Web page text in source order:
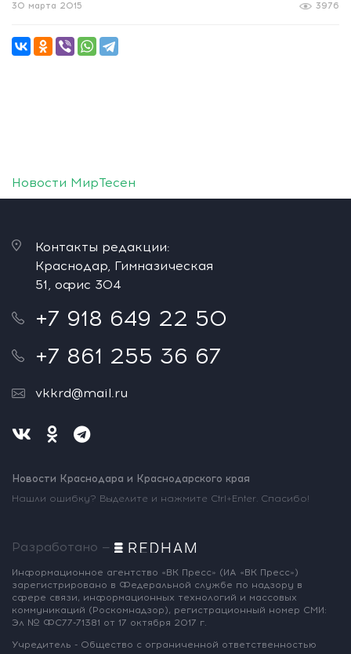
3976
30 марта 2015
Новости МирТесен
Контакты редакции:
Краснодар, Гимназическая
51, офис 304
+7 918 649 22 50
+7 861 255 36 67
vkkrd@mail.ru
Новости Краснодара и Краснодарского края
Нашли ошибку? Выделите и нажмите Ctrl+Enter. Спасибо!
Разработано —
Информационное агентство «ВК Пресс» (ИА «ВК Пресс»)
зарегистрировано в Федеральной службе по надзору в
сфере связи, информационных технологий и массовых
коммуникаций (Роскомнадзор), регистрационный номер СМИ:
Эл № ФС77-71381 от 17 октября 2017 г.
Учредитель - Общество с ограниченной ответственностью